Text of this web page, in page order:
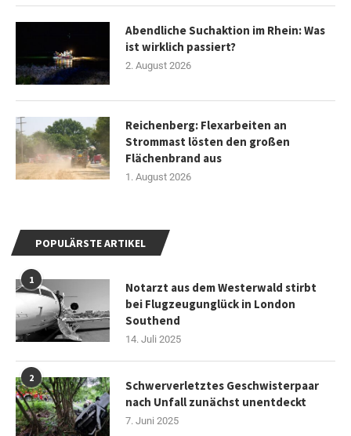
Abendliche Suchaktion im Rhein: Was
ist wirklich passiert?
2. August 2026
Reichenberg: Flexarbeiten an
Strommast lösten den großen
Flächenbrand aus
1. August 2026
POPULÄRSTE ARTIKEL
1
Notarzt aus dem Westerwald stirbt
bei Flugzeugunglück in London
Southend
14. Juli 2025
2
Schwerverletztes Geschwisterpaar
nach Unfall zunächst unentdeckt
7. Juni 2025